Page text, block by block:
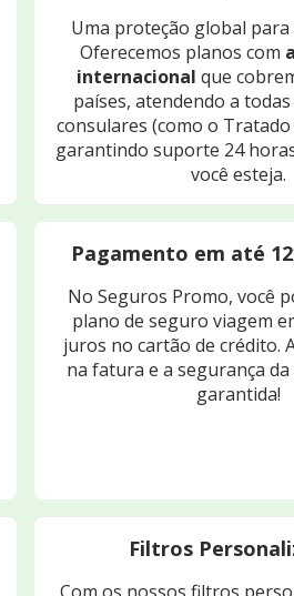
Uma proteção global para
Oferecemos planos com
internacional que
países, atendendo a
consulares (como o Tratado
garantindo suporte 24
você esteja.
Pagamento em até
No Seguros Promo, você
plano de seguro viagem
juros no cartão de crédito.
na fatura e a segurança
garantida!
Filtros